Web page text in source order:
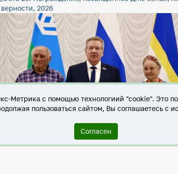
Метрика с помощью технологиий "cookie". Это
пользоваться сайтом, Вы соглашаетесь с
Согласен